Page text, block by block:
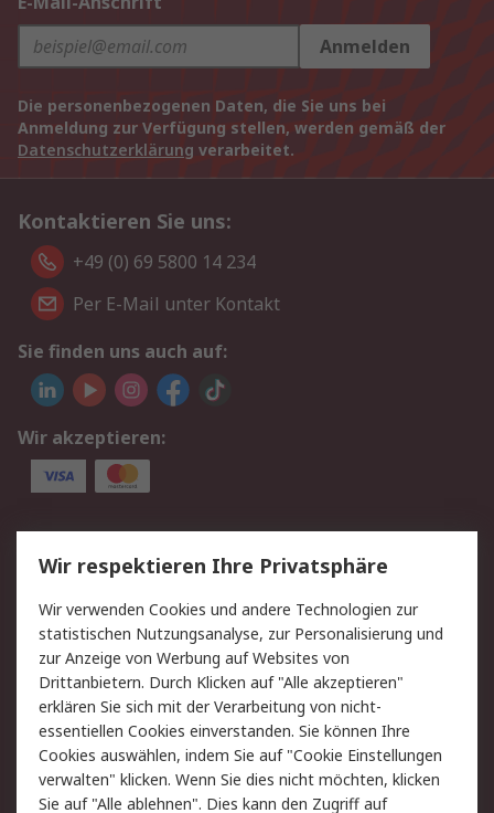
Anmelden
Die personenbezogenen Daten, die Sie uns bei
Anmeldung zur Verfügung stellen, werden gemäß der
Datenschutzerklärung verarbeitet.
Kontaktieren Sie uns:
+49 (0) 69 5800 14 234
Per E-Mail unter Kontakt
Sie finden uns auch auf:
Wir akzeptieren:
Service
Value Added Services
Lieferlösungen
Rücksendungen
Kontakt
Hilfe
Privatkunden
Rechtliches
AGB
Datenschutz
Cookie-Richtlinie
Zahlungsbedingungen
Copyright/Impressum
Entsorgung
Wir respektieren Ihre Privatsphäre
Wir verwenden Cookies und andere Technologien zur
statistischen Nutzungsanalyse, zur Personalisierung und
zur Anzeige von Werbung auf Websites von
Drittanbietern. Durch Klicken auf "Alle akzeptieren"
erklären Sie sich mit der Verarbeitung von nicht-
essentiellen Cookies einverstanden. Sie können Ihre
Cookies auswählen, indem Sie auf "Cookie Einstellungen
verwalten" klicken. Wenn Sie dies nicht möchten, klicken
Sie auf "Alle ablehnen". Dies kann den Zugriff auf